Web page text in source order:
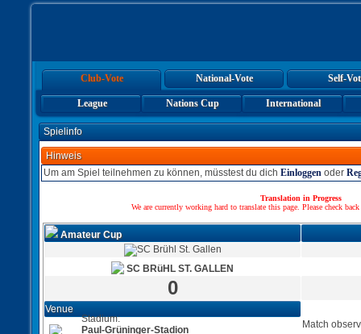
Club-Vote National-Vote Self-
League Nations Cup International
Spielinfo
Hinweis
Um am Spiel teilnehmen zu können, müsstest du dich Einloggen oder
Translation in Progress
We are currently working hard to translate this page. Please check
Amateur Cup
SC BRüHL ST. GALLEN
0
Venue
Stadium:
Paul-Grüninger-Stadion
Match